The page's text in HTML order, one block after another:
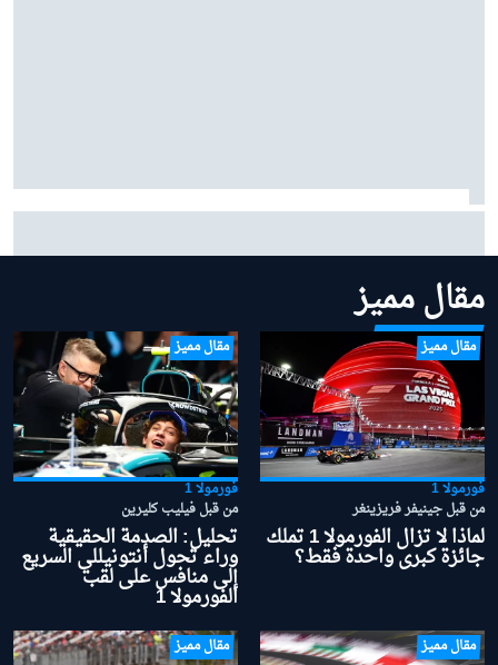
بينوتو يردّ على شائعات ساينز وبياسـتري: "نحن سعداء
مقال مميز
مقال مميز
فورمولا 1
من قبل جينيفر فريزينغر
لماذا لا تزال الفورمولا 1 تملك
جائزة كبرى واحدة فقط؟
مقال مميز
فورمولا 1
من قبل فيليب كليرين
تحليل: الصدمة الحقيقية
وراء تحول أنتونيللي السريع
إلى منافس على لقب
الفورمولا 1
مقال مميز مقال مميز